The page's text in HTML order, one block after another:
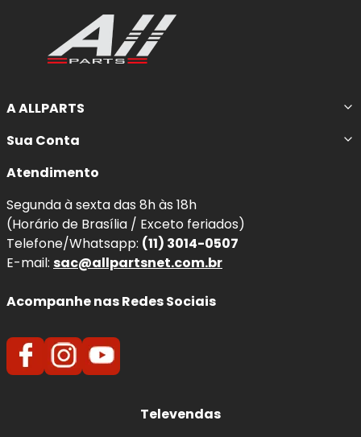
A ALLPARTS
Sua Conta
Atendimento
Segunda à sexta das 8h às 18h
(Horário de Brasília / Exceto feriados)
Telefone/Whatsapp: (11) 3014-0507
E-mail: sac@allpartsnet.com.br
Acompanhe nas Redes Sociais
Televendas